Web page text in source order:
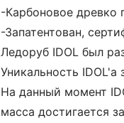
-Карбоновое древко
-Запатентован,
Ледоруб IDOL был
Уникальность
На данный момент
масса достигается